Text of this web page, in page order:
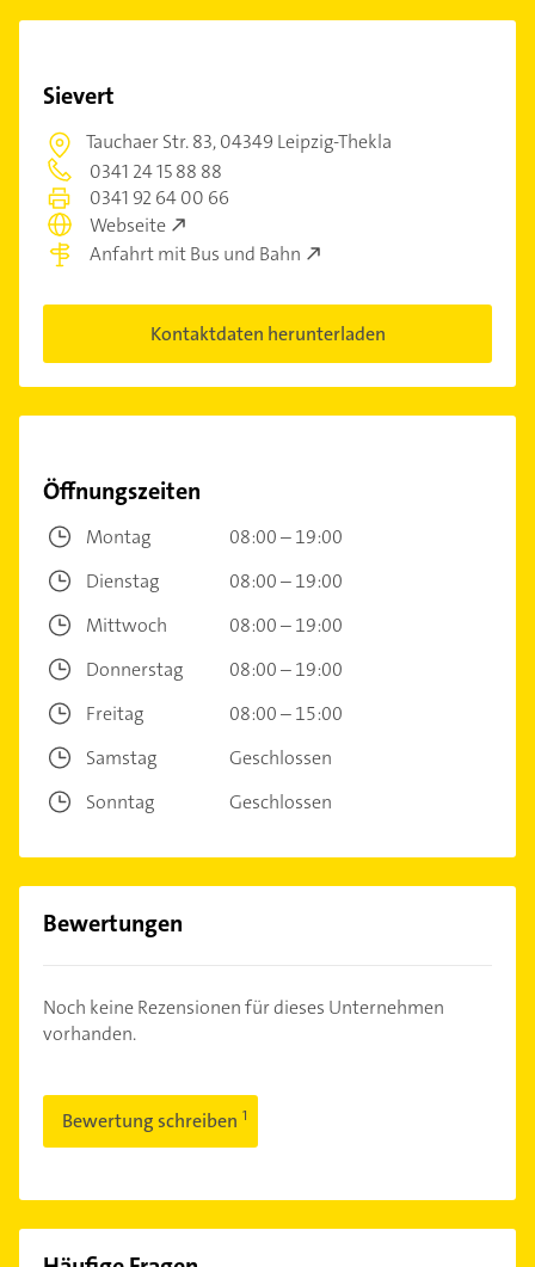
Sievert
Tauchaer Str. 83,04349 Leipzig-Thekla
0341 24 15 88 88
0341 92 64 00 66
Webseite
Anfahrt mit Bus und Bahn
Kontaktdaten herunterladen
Öffnungszeiten
Montag
08:00 – 19:00
Dienstag
08:00 – 19:00
Mittwoch
08:00 – 19:00
Donnerstag
08:00 – 19:00
Freitag
08:00 – 15:00
Samstag
Geschlossen
Sonntag
Geschlossen
Bewertungen
Noch keine Rezensionen für dieses Unternehmen
vorhanden.
Bewertung schreiben